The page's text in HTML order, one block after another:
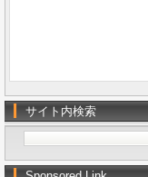
サイト内検索